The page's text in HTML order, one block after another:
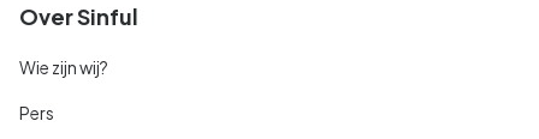
Over Sinful
Wie zijn wij?
Pers